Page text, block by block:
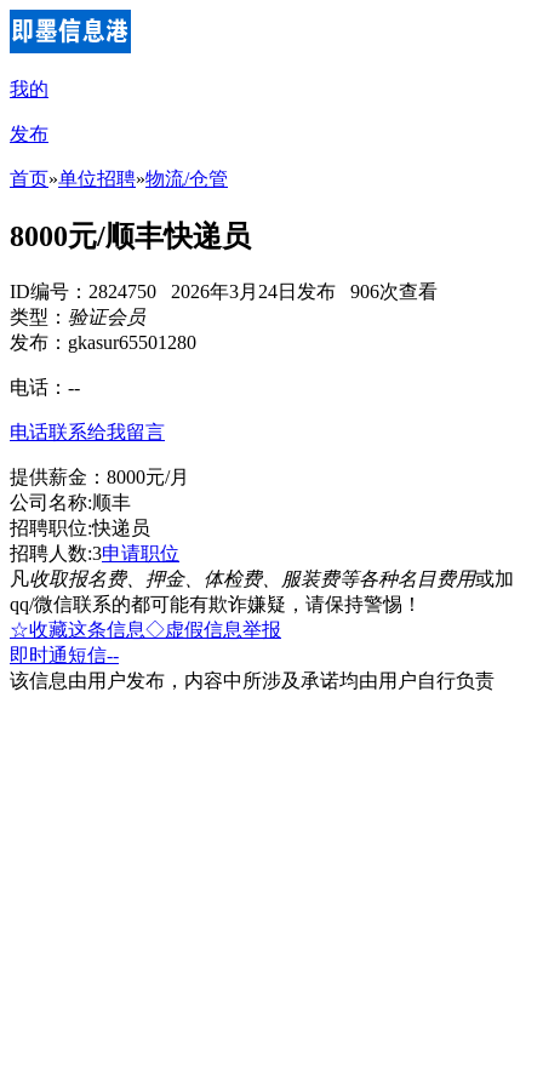
我的
发布
首页»单位招聘»物流/仓管
8000元/顺丰快递员
ID编号：2824750 2026年3月24日发布 906次查看
类型： 验证会员
发布：gkasur65501280
电话： --
电话联系给我留言
提供薪金：8000元/月
公司名称:顺丰
招聘职位:快递员
招聘人数:3申请职位
凡收取报名费、押金、体检费、服装费等各种名目费用或加
qq/微信联系的都可能有欺诈嫌疑，请保持警惕！
☆收藏这条信息◇虚假信息举报
即时通短信--
该信息由用户发布，内容中所涉及承诺均由用户自行负责